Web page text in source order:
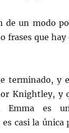
de un modo
frases que hay
terminado, y
Knightley, y
Emma es
casi la única